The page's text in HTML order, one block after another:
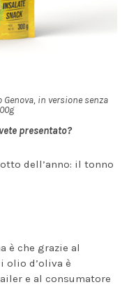
in versione senza
presentato?
dell’anno: il tonno
è che grazie al
olio d’oliva è
e al consumatore